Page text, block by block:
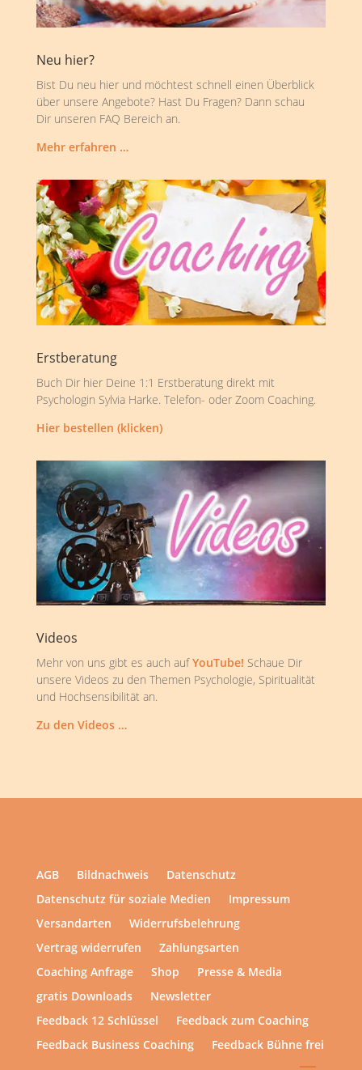
Neu hier?
Bist Du neu hier und möchtest schnell einen Überblick
über unsere Angebote? Hast Du Fragen? Dann schau
Dir unseren FAQ Bereich an.
Mehr erfahren …
Erstberatung
Buch Dir hier Deine 1:1 Erstberatung direkt mit
Psychologin Sylvia Harke. Telefon- oder Zoom Coaching.
Hier bestellen (klicken)
Videos
Mehr von uns gibt es auch aufYouTube! Schaue Dir
unsere Videos zu den Themen Psychologie, Spiritualität
und Hochsensibilität an.
Zu den Videos …
AGB Bildnachweis
Datenschutz
Datenschutz für soziale Medien
Impressum
Versandarten
Widerrufsbelehrung
Vertrag widerrufen
Zahlungsarten
Coaching Anfrage
Shop
Presse & Media
gratis Downloads
Newsletter
Feedback 12 Schlüssel
Feedback zum Coaching
Feedback Business Coaching
Feedback Bühne frei